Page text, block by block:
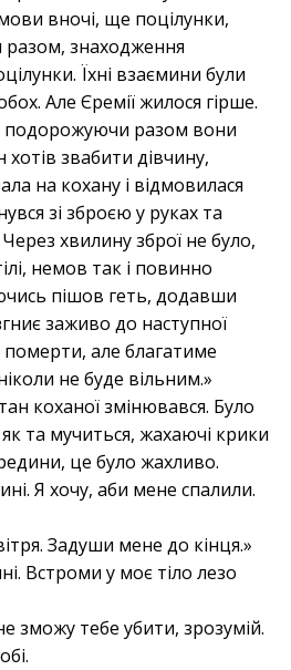
вночі, ще поцілунки,
разом, знаходження
Їхні взаємини були
Але Єремії жилося гірше.
подорожуючи разом вони
хотів звабити дівчину,
на кохану і відмовилася
зі зброєю у руках та
хвилину зброї не було,
немов так і повинно
пішов геть, додавши
заживо до наступної
але благатиме
не буде вільним.»
коханої змінювався. Було
та мучиться, жахаючі крики
це було жахливо.
Я хочу, аби мене спалили.
Задуши мене до кінця.»
Встроми у моє тіло лезо
тебе убити, зрозумій.